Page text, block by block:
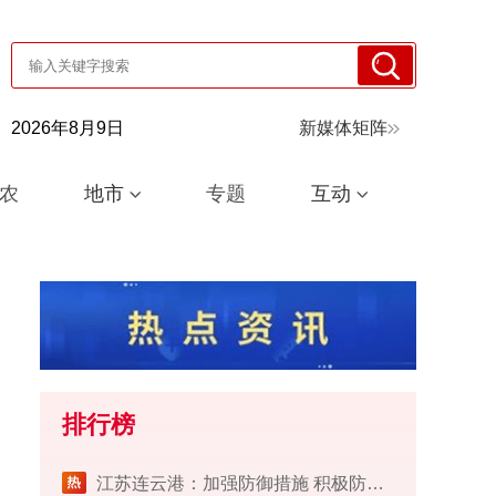
2026年8月9日 新媒体矩阵
地市 专题 互动
排行榜
江苏连云港：加强防御措施 积极防范台风